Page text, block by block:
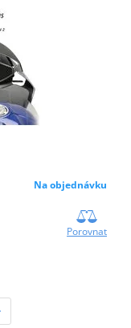
Na objednávku
Porovnat